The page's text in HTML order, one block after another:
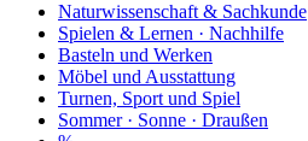
Naturwissenschaft & Sachkunde
Spielen & Lernen · Nachhilfe
Basteln und Werken
Möbel und Ausstattung
Turnen, Sport und Spiel
Sommer · Sonne · Draußen